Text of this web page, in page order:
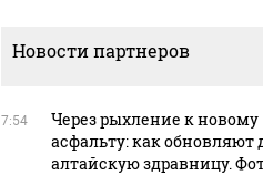
Новости партнеров
7:54
Через рыхление к новому
асфальту: как обновляют
алтайскую здравницу.